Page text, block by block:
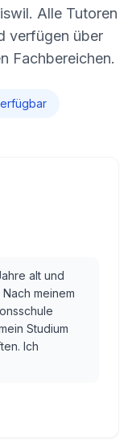
. Alle Tutoren
verfügen über
Fachbereichen.
alt und
meinem
Studium
Ich